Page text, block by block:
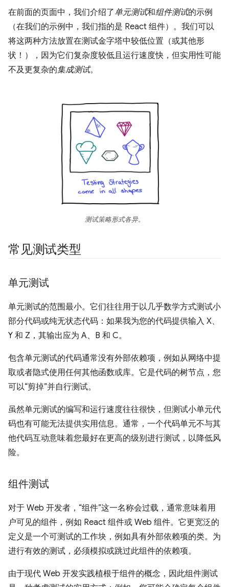
在前面的页面中，我们介绍了单元测试和组件测试的示例
（在我们的示例中，我们指的是 React 组件）。我们可以
将这两种方法放置在测试金字塔中较低位置（或其他形
状！），因为它们复杂度较低且运行速度快，但实用性可能
不及更复杂的集成测试。
测试策略形式各异。
常见测试类型
单元测试
单元测试的范围最小。它们往往用于以几乎数学方式测试小
部分代码或纯无状态代码：如果我为您的代码提供输入 X、
Y 和 Z，其输出应为 A、B 和 C。
包含单元测试的代码通常没有外部依赖项，例如从网络中提
取或者隐式使用任何其他函数或库。它是代码的树节点，您
可以“剪掉”并自行测试。
虽然单元测试的编写和运行速度往往很快，但测试小单元代
码也有可能无法提供实用信息。通常，一个代码单元不与其
他代码互动意味着您最好在更高的级别进行测试，以降低风
险。
组件测试
对于 Web 开发者，“组件”这一名称会过载，通常意味着用
户可见的组件，例如 React 组件或 Web 组件。它更宽泛的
定义是一个可测试的工作块，例如具有外部依赖项的类。为
进行有效的测试，必须模拟或跳过此组件的依赖项。
由于现代 Web 开发实践植根于组件的概念，因此组件测试